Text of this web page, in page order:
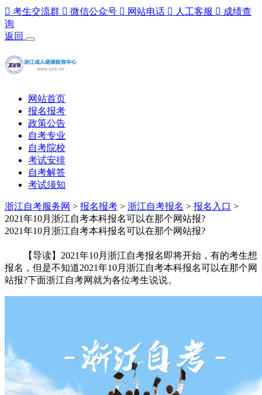
 考生交流群  微信公众号  网站电话  人工客服  成绩查
询
返回
网站首页
报名报考
政策公告
自考专业
自考院校
考试安排
自考解答
考试须知
浙江自考服务网 > 报名报考 > 浙江自考报名 > 报名入口 >
2021年10月浙江自考本科报名可以在那个网站报?
2021年10月浙江自考本科报名可以在那个网站报?
【导读】2021年10月浙江自考报名即将开始，有的考生想
报名，但是不知道2021年10月浙江自考本科报名可以在那个网
站报?下面浙江自考网就为各位考生说说。